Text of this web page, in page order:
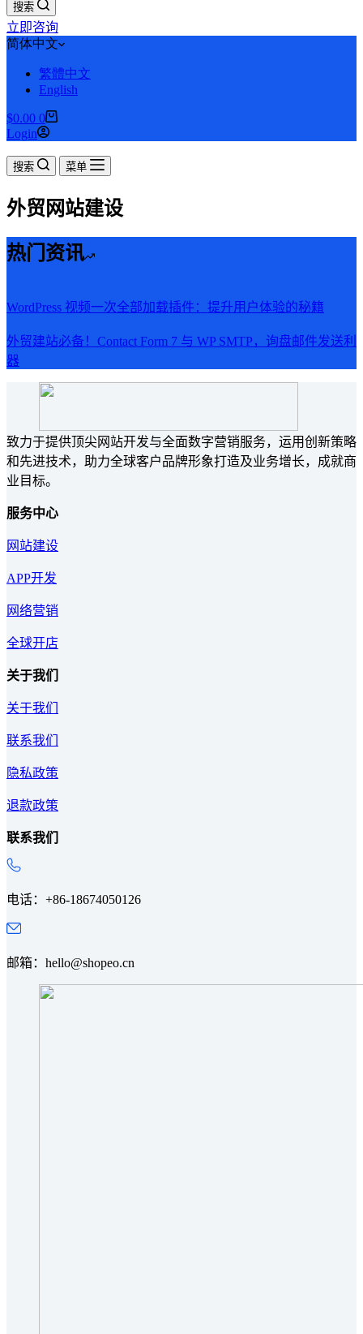
搜索
立即咨询
简体中文
繁體中文
English
购
物
车
$0.00 0
Login
搜索 菜单
外贸网站建设
热门资讯
WordPress 视频一次全部加载插件：提升用户体验的秘籍
外贸建站必备！Contact Form 7 与 WP SMTP，询盘邮件发送利
器
致力于提供顶尖网站开发与全面数字营销服务，运用创新策略
和先进技术，助力全球客户品牌形象打造及业务增长，成就商
业目标。
服务中心
网站建设
APP开发
网络营销
全球开店
关于我们
关于我们
联系我们
隐私政策
退款政策
联系我们
电话：+86-18674050126
邮箱：hello@shopeo.cn